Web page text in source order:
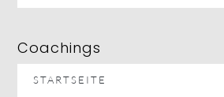
Coachings
STARTSEITE